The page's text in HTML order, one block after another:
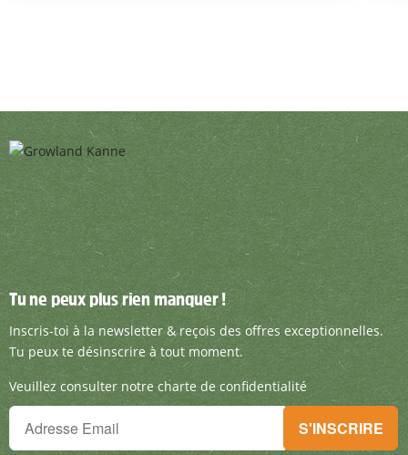
Tu ne peux plus rien manquer !
Inscris-toi à la newsletter & reçois des offres
Tu ne peux plus rien manquer !
Inscris-toi à la newsletter & reçois des offres exceptionnelles.
Tu peux te désinscrire à tout moment.
Veuillez consulter notre charte de confidentialité
Tu ne peux plus rien manquer !
Inscris-toi à la newsletter & reçois des offres exceptionnelles.
S'INSCRIRE